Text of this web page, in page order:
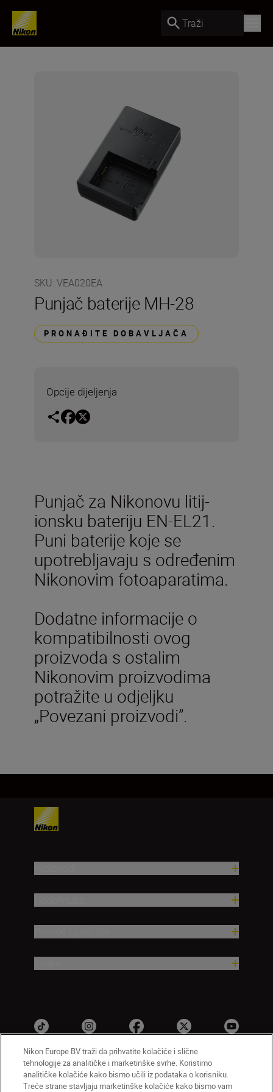
Traži
SKU: VEA020EA
Punjač baterije MH-28
PRONAĐITE DOBAVLJAČA
Opcije dijeljenja
Punjač za Nikonovu litij-
ionsku bateriju EN-EL21.
Puni baterije koje se
upotrebljavaju s određenim
Nikonovim fotoaparatima.
Dodatne informacije o
kompatibilnosti ovog
proizvoda s ostalim
Nikonovim proizvodima
potražite u odjeljku
„Povezani proizvodi”.
HR Nikon Sites
Nikon Europe BV traži da prihvatite kolačiće i slične
tehnologije za analitičke i marketinške svrhe. Koristimo
analitičke kolačiće kako bismo učili iz podataka o korisniku.
Treće strane stavljaju marketinške kolačiće kako bismo vam